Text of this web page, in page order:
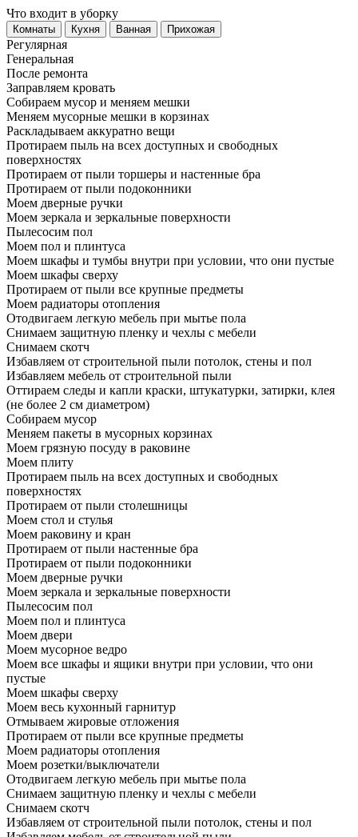
Что входит в уборку
Регу­лярная
Гене­ральная
После ремонта
Заправляем кровать
Собираем мусор и меняем мешки
Меняем мусорные мешки в корзинах
Раскладываем аккуратно вещи
Протираем пыль на всех доступных и свободных
поверхностях
Протираем от пыли торшеры и настенные бра
Протираем от пыли подоконники
Моем дверные ручки
Моем зеркала и зеркальные поверхности
Пылесосим пол
Моем пол и плинтуса
Моем шкафы и тумбы внутри при условии, что они пустые
Моем шкафы сверху
Протираем от пыли все крупные предметы
Моем радиаторы отопления
Отодвигаем легкую мебель при мытье пола
Снимаем защитную пленку и чехлы с мебели
Снимаем скотч
Избавляем от строительной пыли потолок, стены и пол
Избавляем мебель от строительной пыли
Оттираем следы и капли краски, штукатурки, затирки, клея
(не более 2 см диаметром)
Собираем мусор
Меняем пакеты в мусорных корзинах
Моем грязную посуду в раковине
Моем плиту
Протираем пыль на всех доступных и свободных
поверхностях
Протираем от пыли столешницы
Моем стол и стулья
Моем раковину и кран
Протираем от пыли настенные бра
Протираем от пыли подоконники
Моем дверные ручки
Моем зеркала и зеркальные поверхности
Пылесосим пол
Моем пол и плинтуса
Моем двери
Моем мусорное ведро
Моем все шкафы и ящики внутри при условии, что они
пустые
Моем шкафы сверху
Моем весь кухонный гарнитур
Отмываем жировые отложения
Протираем от пыли все крупные предметы
Моем радиаторы отопления
Моем розетки/выключатели
Отодвигаем легкую мебель при мытье пола
Снимаем защитную пленку и чехлы с мебели
Снимаем скотч
Избавляем от строительной пыли потолок, стены и пол